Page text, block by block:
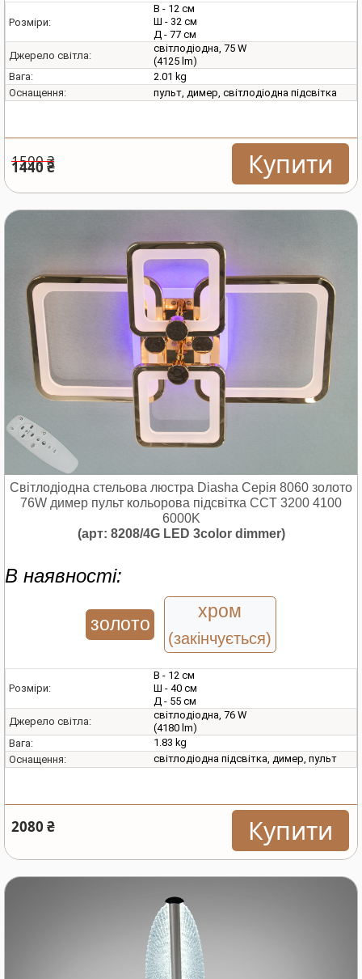
Розміри:
В - 12 см
Ш - 32 см
Д - 77 см
Джерело світла:
світлодіодна, 75 W
(4125 lm)
Вага:
2.01 kg
Оснащення:
пульт, димер, світлодіодна підсвітка
1500 ₴
1440 ₴ Купити
Світлодіодна стельова люстра Diasha Серія 8060 золото
76W димер пульт кольорова підсвітка CCT 3200 4100
6000K
(арт: 8208/4G LED 3color dimmer)
В наявності:
золото
хром
(закінчується)
Розміри:
В - 12 см
Ш - 40 см
Д - 55 см
Джерело світла:
світлодіодна, 76 W
(4180 lm)
Вага:
1.83 kg
Оснащення:
світлодіодна підсвітка, димер, пульт
2080 ₴ Купити